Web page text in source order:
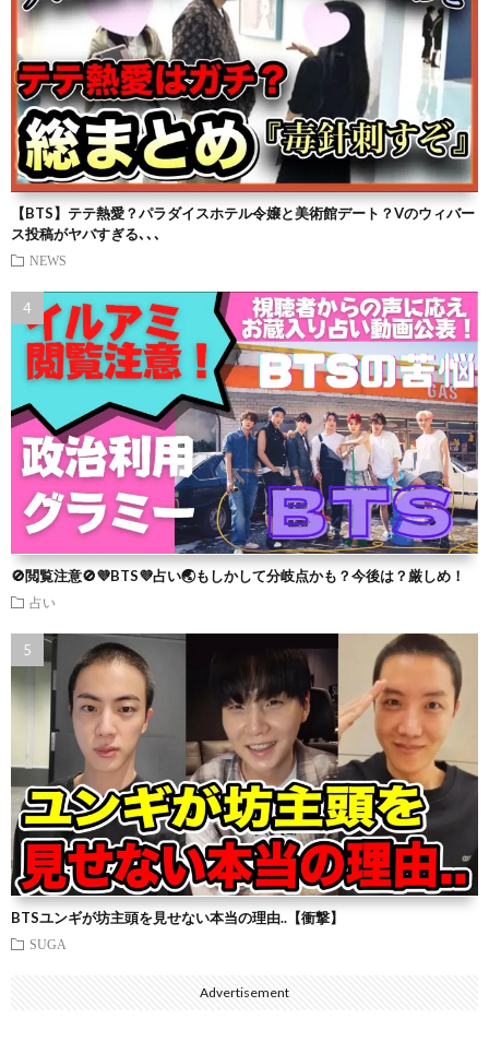
【BTS】テテ熱愛？パラダイスホテル令嬢と美術館デート？Vのウィバー
ス投稿がヤバすぎる､､､
NEWS
🚫閲覧注意🚫💜BTS💜占い🌏もしかして分岐点かも？今後は？厳しめ！
占い
BTSユンギが坊主頭を見せない本当の理由..【衝撃】
SUGA
Advertisement